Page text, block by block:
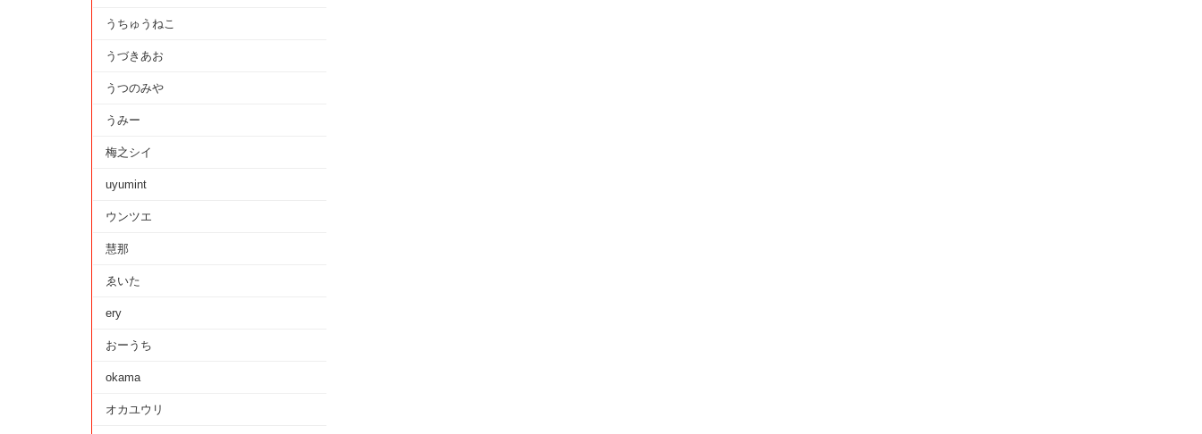
うちゅうねこ
うづきあお
うつのみや
うみー
梅之シイ
uyumint
ウンツエ
慧那
ゑいた
ery
おーうち
okama
オカユウリ